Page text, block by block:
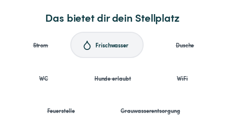
Das bietet dir dein Stellplatz
Strom Frischwasser Dusche
WC Hunde erlaubt WiFi
Feuerstelle Grauwasserentsorgung